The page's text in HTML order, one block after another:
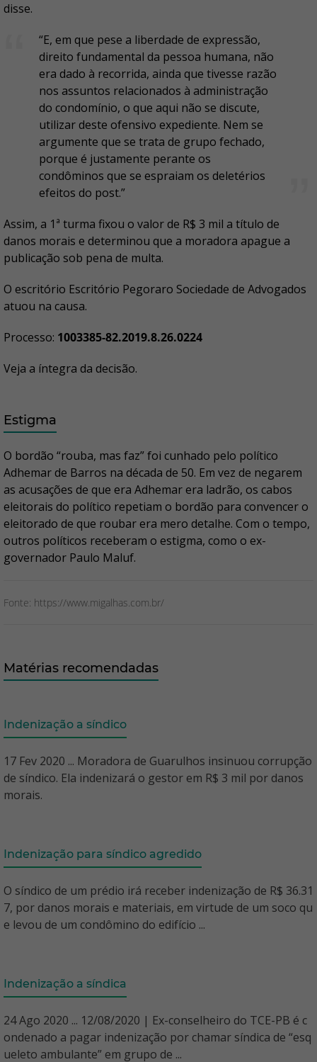
disse.
“E, em que pese a liberdade de expressão,
direito fundamental da pessoa humana, não
era dado à recorrida, ainda que tivesse razão
nos assuntos relacionados à administração
do condomínio, o que aqui não se discute,
utilizar deste ofensivo expediente. Nem se
argumente que se trata de grupo fechado,
porque é justamente perante os
condôminos que se espraiam os deletérios
efeitos do post.”
Assim, a 1ª turma fixou o valor de R$ 3 mil a título de
danos morais e determinou que a moradora apague a
publicação sob pena de multa.
O escritório Escritório Pegoraro Sociedade de Advogados
atuou na causa.
Processo: 1003385-82.2019.8.26.0224
Veja a íntegra da decisão.
Estigma
O bordão “rouba, mas faz” foi cunhado pelo político
Adhemar de Barros na década de 50. Em vez de negarem
as acusações de que era Adhemar era ladrão, os cabos
eleitorais do político repetiam o bordão para convencer o
eleitorado de que roubar era mero detalhe. Com o tempo,
outros políticos receberam o estigma, como o ex-
governador Paulo Maluf.
Fonte: https://www.migalhas.com.br/
Matérias recomendadas
Indenização a síndico
17 Fev 2020 ... Moradora de Guarulhos insinuou corrupção
de síndico. Ela indenizará o gestor em R$ 3 mil por danos
morais.
Indenização para síndico agredido
O síndico de um prédio irá receber indenização de R$ 36.31
7, por danos morais e materiais, em virtude de um soco qu
e levou de um condômino do edifício ...
Indenização a síndica
24 Ago 2020 ... 12/08/2020 | Ex-conselheiro do TCE-PB é c
ondenado a pagar indenização por chamar síndica de “esq
ueleto ambulante” em grupo de ...